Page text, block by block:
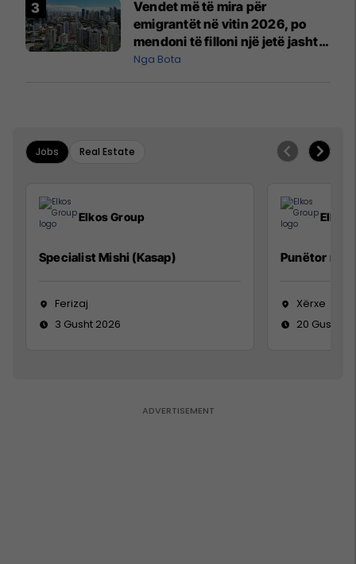
Vendet më të mira për
emigrantët në vitin 2026, po
mendoni të filloni një jetë jashtë
vendit?
Nga Bota
Jobs Real Estate
Elkos Group
Specialist Mishi (Kasap)
Ferizaj
3 Gusht 2026
Elkos
Punëtor në
Xërxe
20 Gusht